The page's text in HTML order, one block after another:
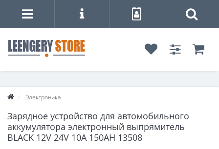
Электроника
Зарядное устройство для автомобильного
аккумулятора электронный выпрямитель
BLACK 12V 24V 10A 150AH 13508